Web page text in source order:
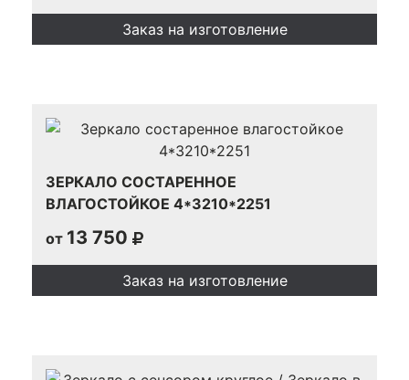
Заказ на изготовление
ЗЕРКАЛО СОСТАРЕННОЕ
ВЛАГОСТОЙКОЕ 4*3210*2251
от 13 750
Заказ на изготовление